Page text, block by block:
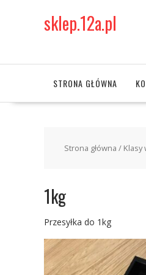
sklep.12a.pl
STRONA GŁÓWNA
Strona główna / Klasy
1kg
Przesyłka do 1kg